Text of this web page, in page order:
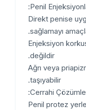
Penil
Direkt
sağlamayı
Enjeksiyon
değildir.
Ağrı veya
taşıyabilir.
Cerrahi
Penil